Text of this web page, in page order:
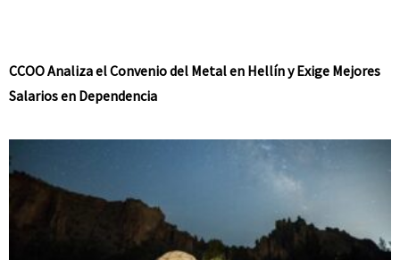
CCOO Analiza el Convenio del Metal en Hellín y Exige Mejores
Salarios en Dependencia